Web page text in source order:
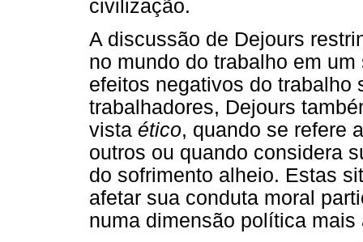
civilização.
A discussão de Dejours
no mundo do trabalho em
efeitos negativos do trabalho
trabalhadores, Dejours
vista ético, quando se refere
outros ou quando considera
do sofrimento alheio. Estas
afetar sua conduta moral
numa dimensão política mais